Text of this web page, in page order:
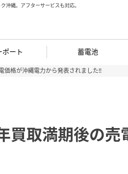
沖縄。アフターサービスも対応。
ポート 蓄電池
価格が沖縄電力から発表されました!!
買取満期後の